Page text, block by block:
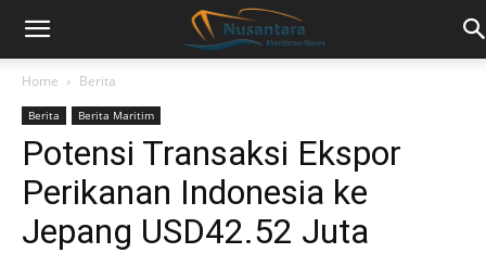
Home Berita
Berita Berita Maritim
Potensi Transaksi Ekspor
Perikanan Indonesia ke
Jepang USD42.52 Juta